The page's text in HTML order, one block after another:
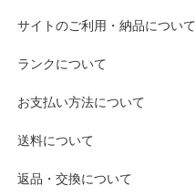
サイトのご利用・納品について
ランクについて
お支払い方法について
送料について
返品・交換について